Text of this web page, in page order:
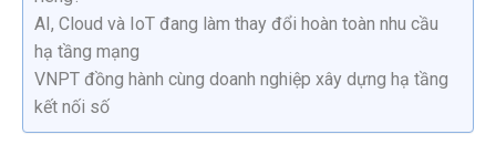
AI, Cloud và IoT đang làm thay đổi hoàn toàn nhu cầu
hạ tầng mạng
VNPT đồng hành cùng doanh nghiệp xây dựng hạ tầng
kết nối số